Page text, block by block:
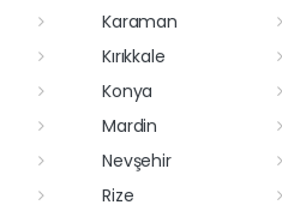
Karaman
Kırıkkale
Konya
Mardin
Nevşehir
Rize